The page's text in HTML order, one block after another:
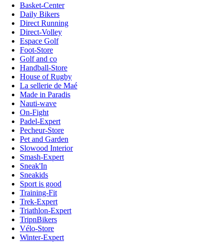
Basket-Center
Daily Bikers
Direct Running
Direct-Volley
Espace Golf
Foot-Store
Golf and co
Handball-Store
House of Rugby
La sellerie de Maé
Made in Paradis
Nauti-wave
On-Fight
Padel-Expert
Pecheur-Store
Pet and Garden
Slowood Interior
Smash-Expert
Sneak'In
Sneakids
Sport is good
Training-Fit
Trek-Expert
Triathlon-Expert
TripnBikers
Vélo-Store
Winter-Expert